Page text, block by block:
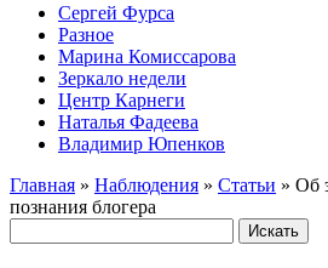
Сергей Фурса
Разное
Марина Комиссарова
Зеркало недели
Центр Карнеги
Наталья Фадеева
Владимир Юпенков
Главная » Наблюдения » Статьи » Об
познания блогера